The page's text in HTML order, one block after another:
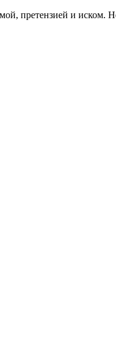
претензией и